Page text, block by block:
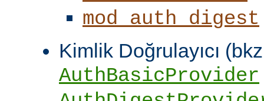
mod_auth_digest
Kimlik Doğrulayıcı
AuthBasicProvider